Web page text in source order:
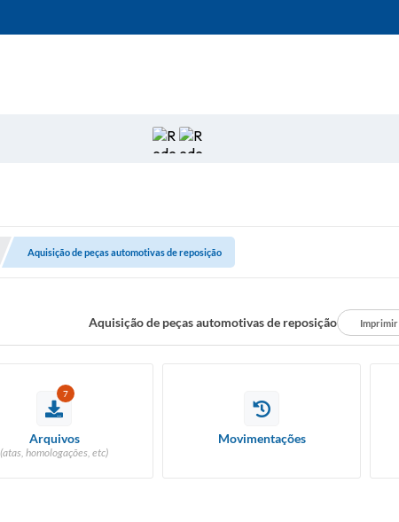
Aquisição de peças automotivas de reposição
Aquisição de peças automotivas de reposição Imprimir
7
Arquivos
(atas, homologações, etc)
Movimentações